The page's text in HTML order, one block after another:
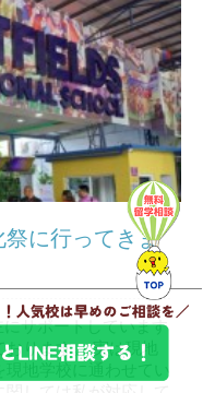
に行ってきま
サポートしています
ります。 実は現地
地学校に通わせてい